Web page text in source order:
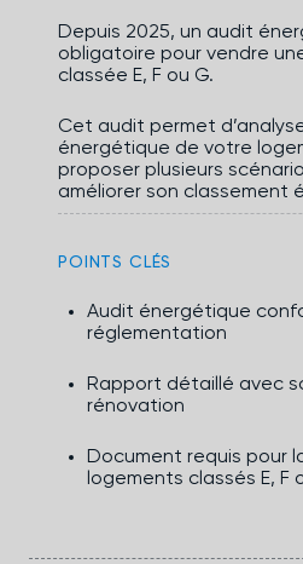
Depuis 2025, un audit
obligatoire pour vendre
classée E, F ou G.
Cet audit permet
énergétique de votre
proposer plusieurs
améliorer son classement
POINTS CLÉS
Audit énergétique
réglementation
Rapport détaillé avec
rénovation
Document requis pour
logements classés E, F